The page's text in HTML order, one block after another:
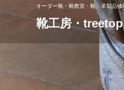
オーダー靴・靴教室・靴、革製
靴工房・treetop